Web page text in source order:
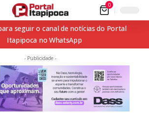
0
seguir o canal de notícias do Portal
Itapipoca no WhatsApp
- Publicidade -